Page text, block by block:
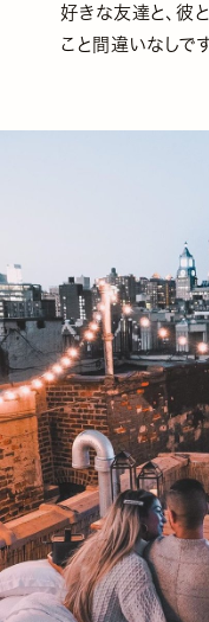
好きな友達と、彼
こと間違いなしです